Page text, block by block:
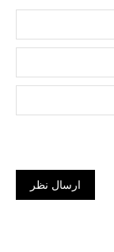
ارسال نظر